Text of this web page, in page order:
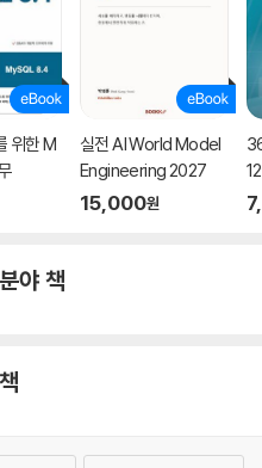
위한 M
실전 AI World Model
Engineering 2027
15,000원
동
야 책